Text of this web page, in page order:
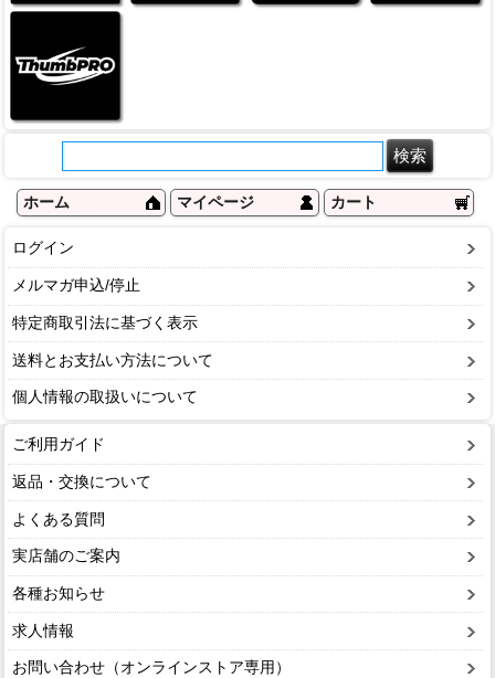
ホーム マイページ カート
ログイン
メルマガ申込/停止
特定商取引法に基づく表示
送料とお支払い方法について
個人情報の取扱いについて
ご利用ガイド
返品・交換について
よくある質問
実店舗のご案内
各種お知らせ
求人情報
お問い合わせ（オンラインストア専用）